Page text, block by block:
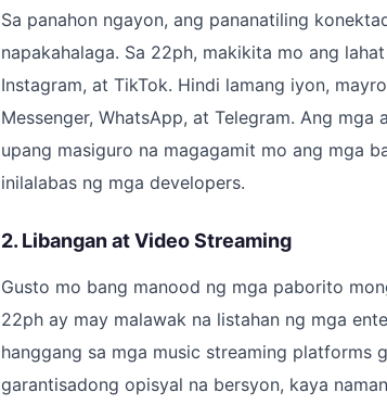
Sa panahon ngayon, ang pananatiling
napakahalaga. Sa 22ph, makikita mo ang
Instagram, at TikTok. Hindi lamang iyon,
Messenger, WhatsApp, at Telegram. Ang
upang masiguro na magagamit mo ang mga
inilalabas ng mga developers.
2. Libangan at Video Streaming
Gusto mo bang manood ng mga paborito
22ph ay may malawak na listahan ng mga
hanggang sa mga music streaming
garantisadong opisyal na bersyon, kaya